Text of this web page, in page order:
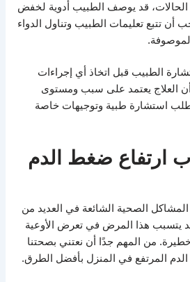
الحالات، قد يوصف الطبيب أدوية لخفض
أن تتبع تعليمات الطبيب وتناول الدواء
الطبيب قبل اتخاذ أي إجراءات
العلاج يعتمد على سبب ومستوى
استشارة طبية وتوجيهات خاصة
ارتفاع ضغط الدم
الصحية الشائعة في العديد من
يتسبب هذا المرض في تعرض الأوعية
من المهم جدًا أن نعتني بصحتنا
المرتفع في المنزل بأفضل الطرق.